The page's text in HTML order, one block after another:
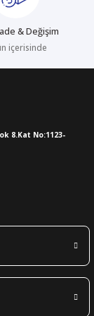
& Değişim
içerisinde
8.Kat No:1123-